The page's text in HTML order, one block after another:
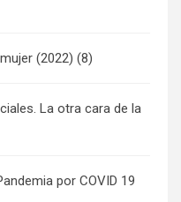
(2022) (8)
La otra cara de la
por COVID 19